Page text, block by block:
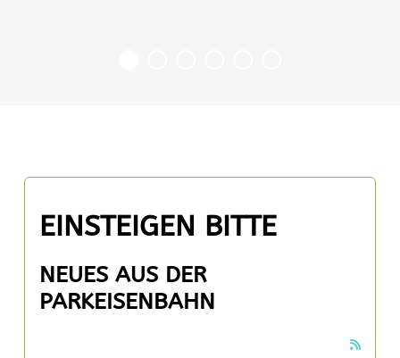
EINSTEIGEN BITTE
NEUES AUS DER
PARKEISENBAHN